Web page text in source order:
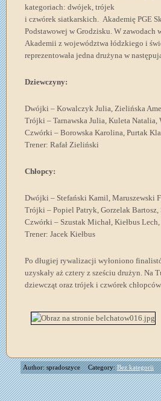
kategoriach: dwójek, trójek
i czwórek siatkarskich. Akademię PGE
Podstawowej w Grodzisku. W zawodach
Akademii z województwa łódzkiego i
reprezentowała jedna drużyna w
Dziewczyny:
Dwójki – Kowalczyk Julia, Zielińska
Trójki – Tarnawska Julia, Kuleta
Czwórki – Borowska Karolina, Purtak
Trener: Rafał Zieliński
Chłopcy:
Dwójki – Stefański Kamil, Maruszewski
Trójki – Popiel Patryk, Gorzelak
Czwórki – Szustak Michał, Kiełbus
Trener: Jacek Kiełbus
Po długiej rywalizacji wyłoniono
uzyskały aż cztery z sześciu drużyn. Na
dziewcząt oraz trójek i czwórek
Author: spradoszyce Category:Bez kategorii